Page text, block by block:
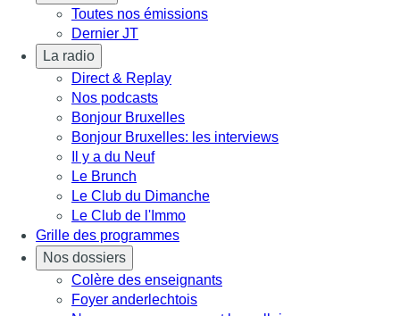
Toutes nos émissions
Dernier JT
La radio
Direct & Replay
Nos podcasts
Bonjour Bruxelles
Bonjour Bruxelles: les interviews
Il y a du Neuf
Le Brunch
Le Club du Dimanche
Le Club de l'Immo
Grille des programmes
Nos dossiers
Colère des enseignants
Foyer anderlechtois